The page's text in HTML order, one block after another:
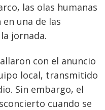
las olas humanas
una de las
jornada.
con el anuncio
local, transmitido
Sin embargo, el
cuando se